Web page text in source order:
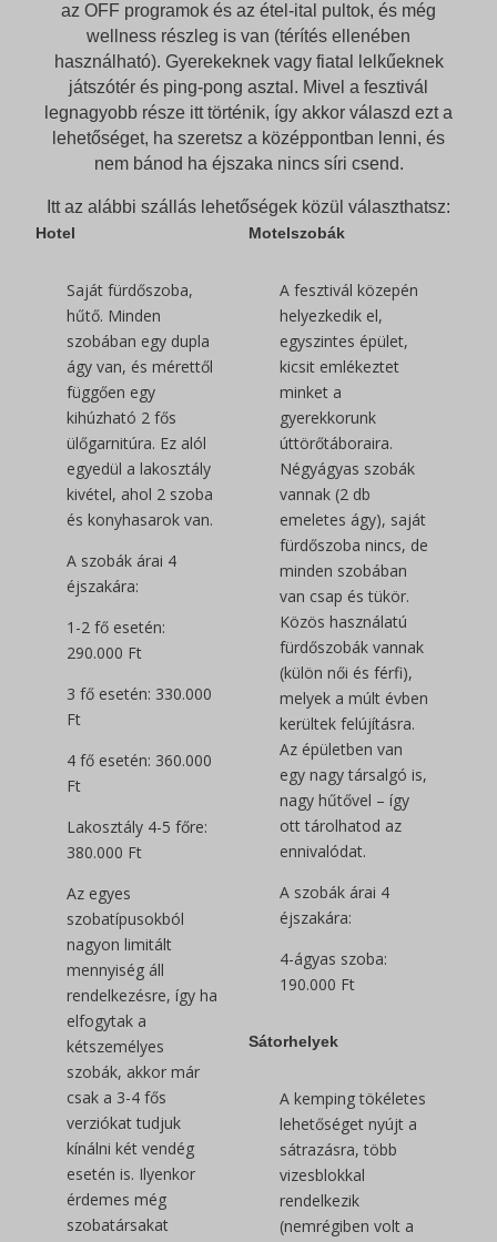
az OFF programok és az étel-ital pultok, és még
wellness részleg is van (térítés ellenében
használható). Gyerekeknek vagy fiatal lelkűeknek
játszótér és ping-pong asztal. Mivel a fesztivál
legnagyobb része itt történik, így akkor válaszd ezt a
lehetőséget, ha szeretsz a középpontban lenni, és
nem bánod ha éjszaka nincs síri csend.
Itt az alábbi szállás lehetőségek közül választhatsz:
Hotel
Saját fürdőszoba,
hűtő. Minden
szobában egy dupla
ágy van, és mérettől
függően egy
kihúzható 2 fős
ülőgarnitúra. Ez alól
egyedül a lakosztály
kivétel, ahol 2 szoba
és konyhasarok van.
A szobák árai 4
éjszakára:
1-2 fő esetén:
290.000 Ft
3 fő esetén: 330.000
Ft
4 fő esetén: 360.000
Ft
Lakosztály 4-5 főre:
380.000 Ft
Az egyes
szobatípusokból
nagyon limitált
mennyiség áll
rendelkezésre, így ha
elfogytak a
kétszemélyes
szobák, akkor már
csak a 3-4 fős
verziókat tudjuk
kínálni két vendég
esetén is. Ilyenkor
érdemes még
szobatársakat
Motelszobák
A fesztivál közepén
helyezkedik el,
egyszintes épület,
kicsit emlékeztet
minket a
gyerekkorunk
úttörőtáboraira.
Négyágyas szobák
vannak (2 db
emeletes ágy), saját
fürdőszoba nincs, de
minden szobában
van csap és tükör.
Közös használatú
fürdőszobák vannak
(külön női és férfi),
melyek a múlt évben
kerültek felújításra.
Az épületben van
egy nagy társalgó is,
nagy hűtővel – így
ott tárolhatod az
ennivalódat.
A szobák árai 4
éjszakára:
4-ágyas szoba:
190.000 Ft
Sátorhelyek
A kemping tökéletes
lehetőséget nyújt a
sátrazásra, több
vizesblokkal
rendelkezik
(nemrégiben volt a